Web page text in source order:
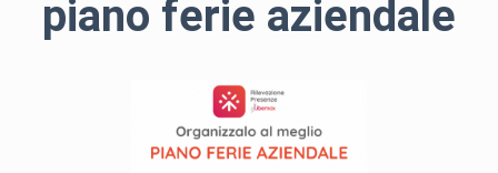
piano ferie aziendale